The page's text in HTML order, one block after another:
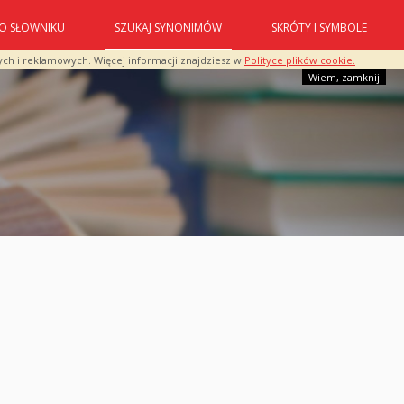
i reklamowych. Więcej informacji znajdziesz w Polityce plików cookie.
Wiem, zamknij
O SŁOWNIKU SZUKAJ SYNONIMÓW SKRÓTY I SYMBOLE